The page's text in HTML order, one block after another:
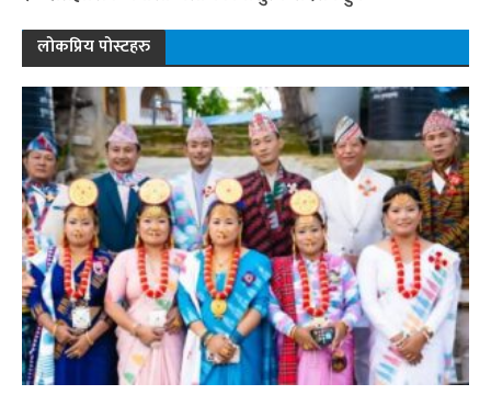
लोकप्रिय पोस्टहरु